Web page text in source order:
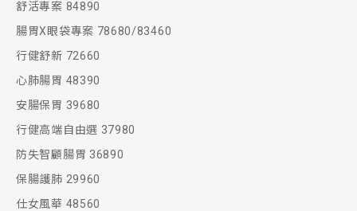
舒活專案 84890
腸胃X眼袋專案 78680/83460
行健舒新 72660
心肺腸胃 48390
安腸保胃 39680
行健高端自由選 37980
防失智顧腸胃 36890
保腸護肺 29960
仕女風華 48560